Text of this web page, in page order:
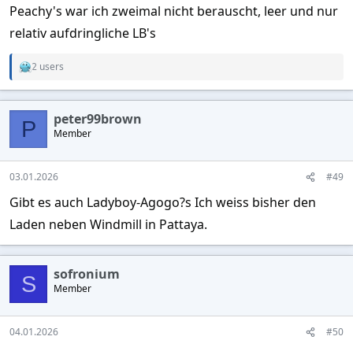
Peachy's war ich zweimal nicht berauscht, leer und nur
relativ aufdringliche LB's
R
a
c
o
n
s
2 users
P peter99brown
Member
03.01.2026 #49
Gibt es auch Ladyboy-Agogo?s Ich weiss bisher den
Laden neben Windmill in Pattaya.
S sofronium
Member
04.01.2026 #50